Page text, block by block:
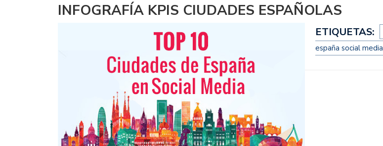
INFOGRAFÍA KPIS CIUDADES ESPAÑOLAS
ETIQUETAS:
españa social media